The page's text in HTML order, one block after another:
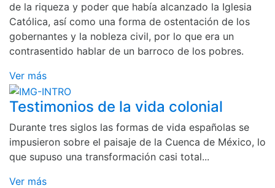
de la riqueza y poder que había alcanzado la Iglesia
Católica, así como una forma de ostentación de los
gobernantes y la nobleza civil, por lo que era un
contrasentido hablar de un barroco de los pobres.
Ver más
Testimonios de la vida colonial
Durante tres siglos las formas de vida españolas se
impusieron sobre el paisaje de la Cuenca de México, lo
que supuso una transformación casi total...
Ver más